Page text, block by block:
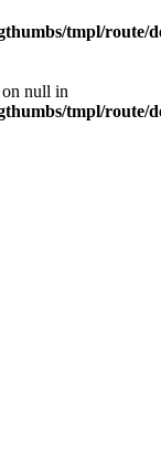
tmpl/route/
null in
tmpl/route/